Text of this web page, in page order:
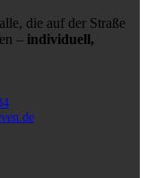
die auf der Straße
– individuell,